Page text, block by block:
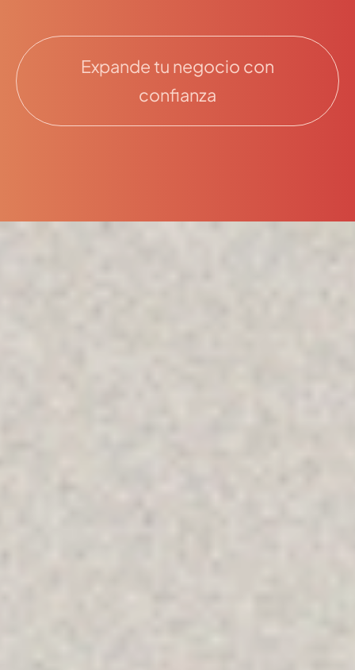
Expande tu negocio con
confianza
MENU
Home
Asesoramiento